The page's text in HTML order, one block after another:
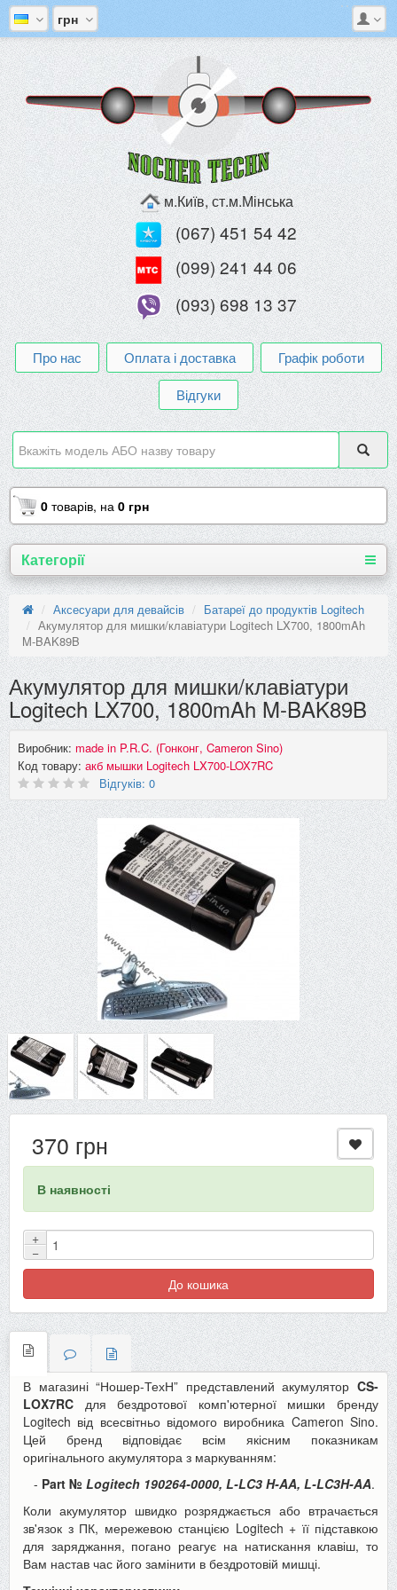
грн
м.Київ, ст.м.Мінська
(067) 451 54 42
(099) 241 44 06
(093) 698 13 37
Про нас Оплата і доставка
Графік роботи
Відгуки
0 товарів, на 0 грн
Категорії
Аксесуари для девайсів
Батареї до продуктів Logitech
Акумулятор для мишки/клавіатури Logitech LX700, 1800mAh
M-BAK89B
Акумулятор для мишки/клавіатури
Logitech LX700, 1800mAh M-BAK89B
Виробник: made in P.R.C. (Гонконг, Cameron Sino)
Код товару: акб мышки Logitech LX700-LOX7RC
Відгуків: 0
370 грн
В наявності
+
−
До кошика
В магазині “Ношер-ТехН” представлений акумулятор CS-
LOX7RC для бездротової комп'ютерної мишки бренду
Logitech від всесвітньо відомого виробника Cameron Sino.
Цей бренд відповідає всім якісним показникам
оригінального акумулятора з маркуванням:
- Part № Logitech 190264-0000, L-LC3 H-AA, L-LC3H-AA.
Коли акумулятор швидко розряджається або втрачається
зв'язок з ПК, мережевою станцією Logitech + її підставкою
для заряджання, погано реагує на натискання клавіш, то
Вам настав час його замінити в бездротовій мишці.